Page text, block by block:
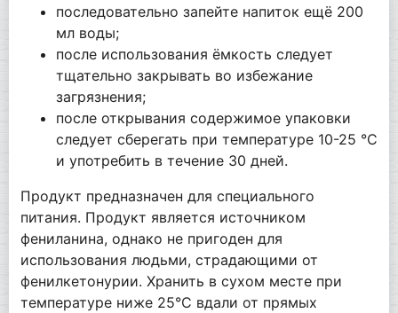
последовательно запейте напиток ещё 200
мл воды;
после использования ёмкость следует
тщательно закрывать во избежание
загрязнения;
после открывания содержимое упаковки
следует сберегать при температуре 10-25 °C
и употребить в течение 30 дней.
Продукт предназначен для специального
питания. Продукт является источником
фениланина, однако не пригоден для
использования людьми, страдающими от
фенилкетонурии. Хранить в сухом месте при
температуре ниже 25°C вдали от прямых